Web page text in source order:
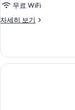
무료 WiFi
자세히 보기
객
히
보
기